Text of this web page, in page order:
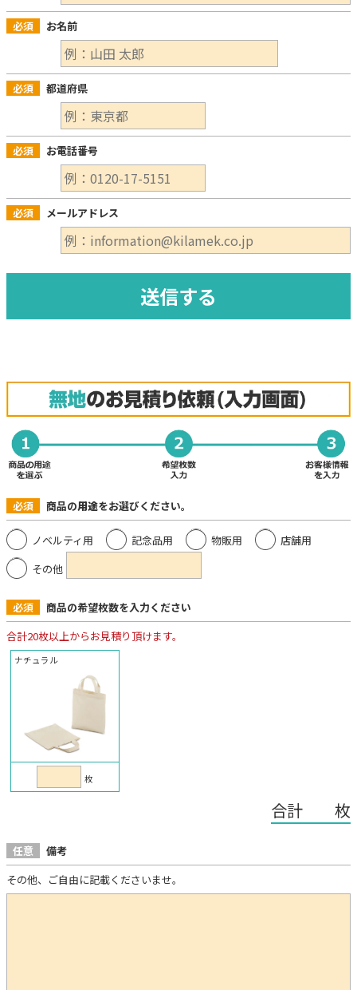
必須 お名前
必須 都道府県
必須 お電話番号
必須 メールアドレス
必須 商品の用途をお選びください。
ノベルティ用 記念品用 物販用
店舗用
その他
必須
商品の希望枚数を入力ください
合計20枚以上からお見積り頂けます。
ナチュラル
枚
合計 枚
任意
備考
その他、ご自由に記載くださいませ。